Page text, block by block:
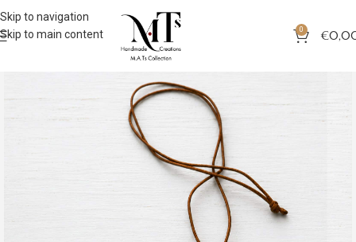
Skip to navigation
Skip to main content
0 €